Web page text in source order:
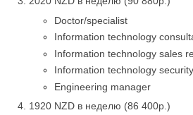
Doctor/specialist
Information technology
Information technology sales
Information technology
Engineering manager
1920 NZD в неделю (86 400р.)